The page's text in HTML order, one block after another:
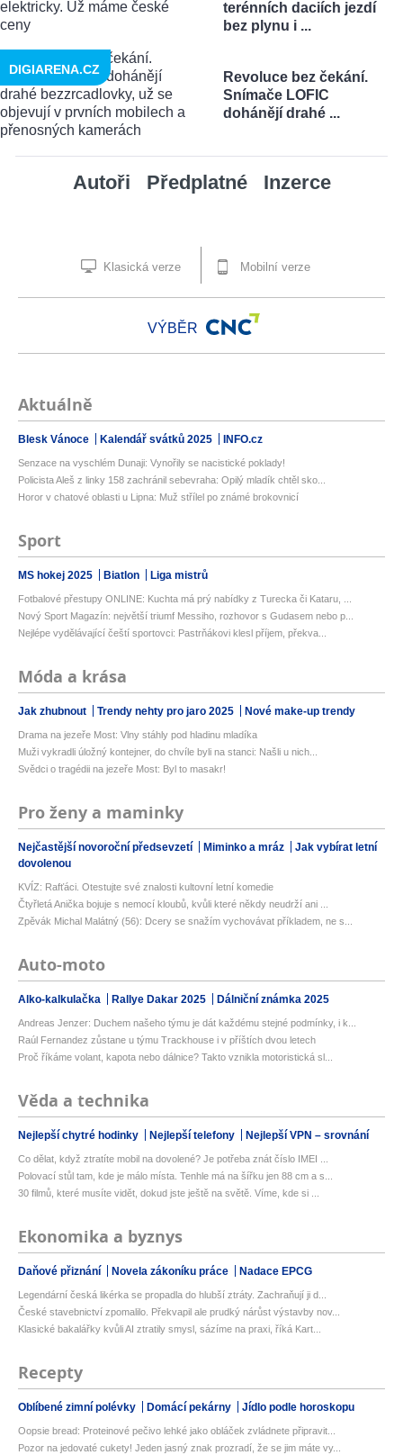
terénních daciích jezdí
bez plynu i ...
Revoluce bez čekání.
Snímače LOFIC
dohánějí drahé ...
DIGIARENA.CZ
Autoři Předplatné Inzerce
Klasická verze Mobilní verze
VÝBĚR
Aktuálně
Blesk Vánoce Kalendář svátků 2025 INFO.cz
Senzace na vyschlém Dunaji: Vynořily se nacistické poklady!
Policista Aleš z linky 158 zachránil sebevraha: Opilý mladík chtěl sko...
Horor v chatové oblasti u Lipna: Muž střílel po známé brokovnicí
Sport
MS hokej 2025 Biatlon Liga mistrů
Fotbalové přestupy ONLINE: Kuchta má prý nabídky z Turecka či Kataru, ...
Nový Sport Magazín: největší triumf Messiho, rozhovor s Gudasem nebo p...
Nejlépe vydělávající čeští sportovci: Pastrňákovi klesl příjem, překva...
Móda a krása
Jak zhubnout Trendy nehty pro jaro 2025 Nové make-up trendy
Drama na jezeře Most: Vlny stáhly pod hladinu mladíka
Muži vykradli úložný kontejner, do chvíle byli na stanci: Našli u nich...
Svědci o tragédii na jezeře Most: Byl to masakr!
Pro ženy a maminky
Nejčastější novoroční předsevzetí Miminko a mráz
Jak vybírat letní
dovolenou
KVÍZ: Rafťáci. Otestujte své znalosti kultovní letní komedie
Čtyřletá Anička bojuje s nemocí kloubů, kvůli které někdy neudrží ani ...
Zpěvák Michal Malátný (56): Dcery se snažím vychovávat příkladem, ne s...
Auto-moto
Alko-kalkulačka Rallye Dakar 2025 Dálniční známka 2025
Andreas Jenzer: Duchem našeho týmu je dát každému stejné podmínky, i k...
Raúl Fernandez zůstane u týmu Trackhouse i v příštích dvou letech
Proč říkáme volant, kapota nebo dálnice? Takto vznikla motoristická sl...
Věda a technika
Nejlepší chytré hodinky Nejlepší telefony Nejlepší VPN – srovnání
Co dělat, když ztratíte mobil na dovolené? Je potřeba znát číslo IMEI ...
Polovací stůl tam, kde je málo místa. Tenhle má na šířku jen 88 cm a s...
30 filmů, které musíte vidět, dokud jste ještě na světě. Víme, kde si ...
Ekonomika a byznys
Daňové přiznání Novela zákoníku práce Nadace EPCG
Legendární česká likérka se propadla do hlubší ztráty. Zachraňují ji d...
České stavebnictví zpomalilo. Překvapil ale prudký nárůst výstavby nov...
Klasické bakalářky kvůli AI ztratily smysl, sázíme na praxi, říká Kart...
Recepty
Oblíbené zimní polévky Domácí pekárny Jídlo podle horoskopu
Oopsie bread: Proteinové pečivo lehké jako obláček zvládnete připravit...
Pozor na jedovaté cukety! Jeden jasný znak prozradí, že se jim máte vy...